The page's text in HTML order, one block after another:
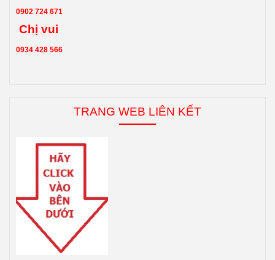
0902 724 671
Chị vui
0934 428 566
TRANG WEB LIÊN KẾT